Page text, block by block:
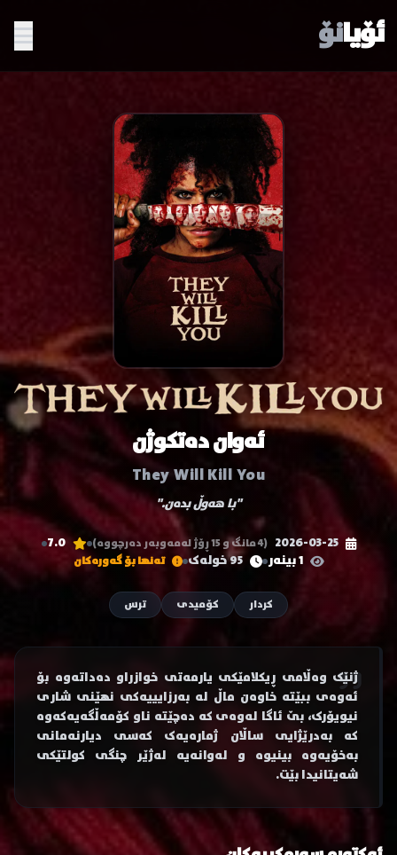
ئۆیانۆ
ئەوان دەتکوژن
They Will Kill You
"با هەوڵ بدەن."
2026-03-25 (4 مانگ و 15 ڕۆژ لەمەوبەر دەرچووە)
7.0
1 بینەر
95 خولەک تەنها بۆ گەورەکان
کردار کۆمیدی ترس
ژنێک وەڵامی ڕیکلامێکی یارمەتی خوازراو دەداتەوە بۆ
ئەوەی ببێتە خاوەن ماڵ لە بەرزایییەکی نهێنی شاری
نیویۆرک، بێ ئاگا لەوەی کە دەچێتە ناو کۆمەڵگەیەکەوە
کە بەدرێژایی ساڵان ژمارەیەک کەسی دیارنەمانی
بەخۆیەوە بینیوە و لەوانەیە لەژێر چنگی کولتێکی
شەیتانیدا بێت.